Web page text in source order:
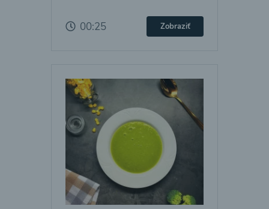
00:25 Zobraziť